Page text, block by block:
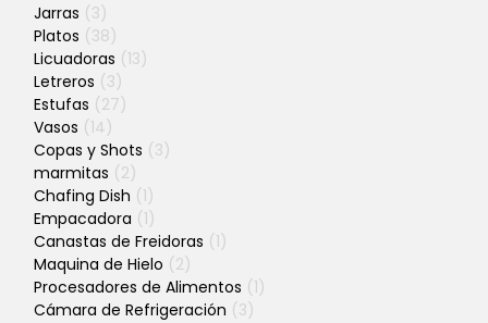
Jarras (3)
Platos (38)
Licuadoras (13)
Letreros (3)
Estufas (27)
Vasos (14)
Copas y Shots (3)
marmitas (2)
Chafing Dish (1)
Empacadora (1)
Canastas de Freidoras (1)
Maquina de Hielo (2)
Procesadores de Alimentos (1)
Cámara de Refrigeración (3)